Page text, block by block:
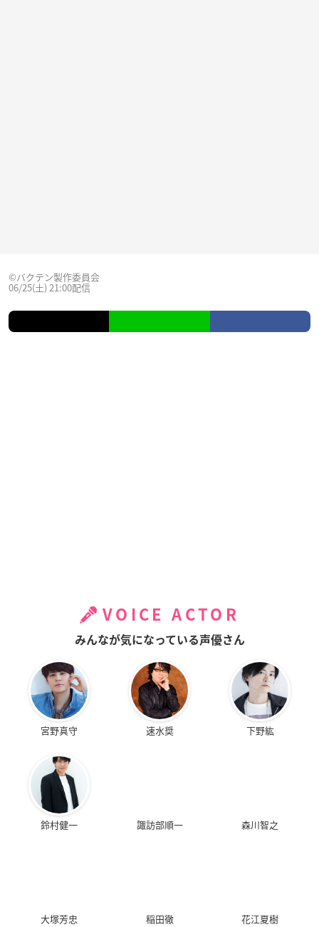
©バクテン製作委員会
06/25(土) 21:00配信
VOICE ACTOR
みんなが気になっている声優さん
宮野真守 速水奨 下野紘
鈴村健一 諏訪部順一 森川智之
大塚芳忠 稲田徹 花江夏樹